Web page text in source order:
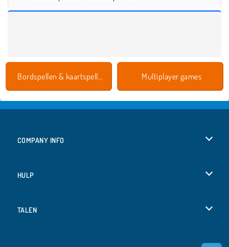
Bordspellen & kaartspellen Multiplayer games
COMPANY INFO
HULP
TALEN